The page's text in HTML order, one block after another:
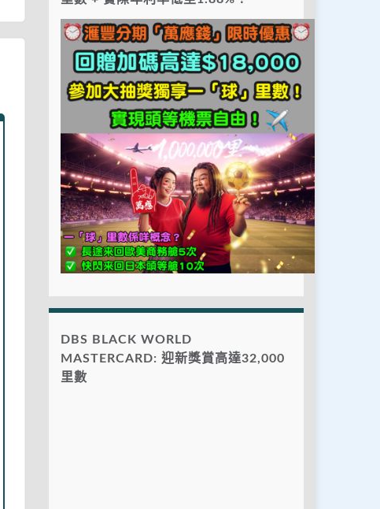
DBS BLACK WORLD
MASTERCARD: 迎新獎賞高達32,000
里數